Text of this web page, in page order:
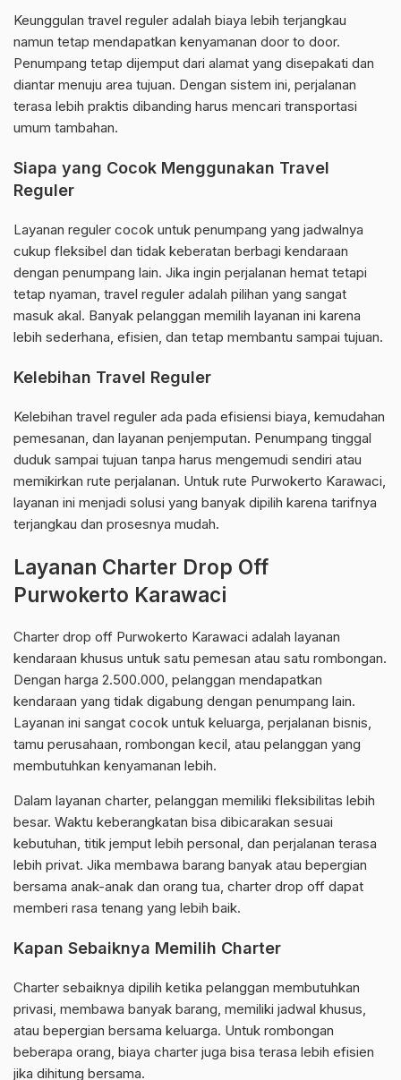
Keunggulan travel reguler adalah biaya lebih terjangkau
namun tetap mendapatkan kenyamanan door to door.
Penumpang tetap dijemput dari alamat yang disepakati dan
diantar menuju area tujuan. Dengan sistem ini, perjalanan
terasa lebih praktis dibanding harus mencari transportasi
umum tambahan.
Siapa yang Cocok Menggunakan Travel
Reguler
Layanan reguler cocok untuk penumpang yang jadwalnya
cukup fleksibel dan tidak keberatan berbagi kendaraan
dengan penumpang lain. Jika ingin perjalanan hemat tetapi
tetap nyaman, travel reguler adalah pilihan yang sangat
masuk akal. Banyak pelanggan memilih layanan ini karena
lebih sederhana, efisien, dan tetap membantu sampai tujuan.
Kelebihan Travel Reguler
Kelebihan travel reguler ada pada efisiensi biaya, kemudahan
pemesanan, dan layanan penjemputan. Penumpang tinggal
duduk sampai tujuan tanpa harus mengemudi sendiri atau
memikirkan rute perjalanan. Untuk rute Purwokerto Karawaci,
layanan ini menjadi solusi yang banyak dipilih karena tarifnya
terjangkau dan prosesnya mudah.
Layanan Charter Drop Off
Purwokerto Karawaci
Charter drop off Purwokerto Karawaci adalah layanan
kendaraan khusus untuk satu pemesan atau satu rombongan.
Dengan harga 2.500.000, pelanggan mendapatkan
kendaraan yang tidak digabung dengan penumpang lain.
Layanan ini sangat cocok untuk keluarga, perjalanan bisnis,
tamu perusahaan, rombongan kecil, atau pelanggan yang
membutuhkan kenyamanan lebih.
Dalam layanan charter, pelanggan memiliki fleksibilitas lebih
besar. Waktu keberangkatan bisa dibicarakan sesuai
kebutuhan, titik jemput lebih personal, dan perjalanan terasa
lebih privat. Jika membawa barang banyak atau bepergian
bersama anak-anak dan orang tua, charter drop off dapat
memberi rasa tenang yang lebih baik.
Kapan Sebaiknya Memilih Charter
Charter sebaiknya dipilih ketika pelanggan membutuhkan
privasi, membawa banyak barang, memiliki jadwal khusus,
atau bepergian bersama keluarga. Untuk rombongan
beberapa orang, biaya charter juga bisa terasa lebih efisien
jika dihitung bersama.